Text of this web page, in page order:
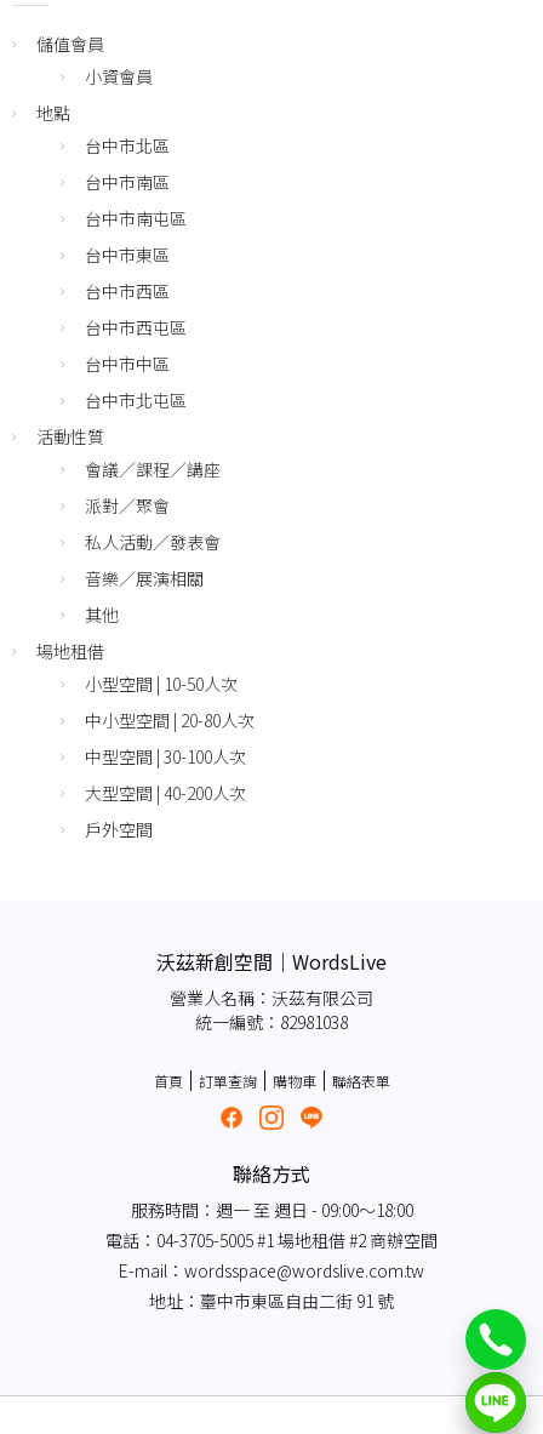
儲值會員
小資會員
地點
台中市北區
台中市南區
台中市南屯區
台中市東區
台中市西區
台中市西屯區
台中市中區
台中市北屯區
活動性質
會議／課程／講座
派對／聚會
私人活動／發表會
音樂／展演相關
其他
場地租借
小型空間 | 10-50人次
中小型空間 | 20-80人次
中型空間 | 30-100人次
大型空間 | 40-200人次
戶外空間
沃茲新創空間｜WordsLive
營業人名稱：沃茲有限公司
統一編號：82981038
首頁 訂單查詢 購物車 聯絡表單
聯絡方式
服務時間：週一 至 週日 - 09:00～18:00
電話：04-3705-5005 #1 場地租借 #2 商辦空間
E-mail： wordsspace@wordslive.com.tw
地址：臺中市東區自由二街 91 號